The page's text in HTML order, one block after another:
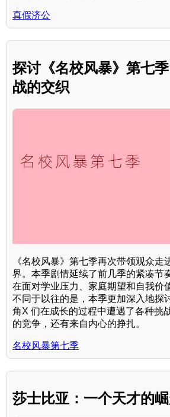
真假济公
探讨《名校风暴》第七
战的交织
《名校风暴》第七季再次带领观众走
界。本季剧情延续了前几季的紧凑节
在面对学业压力、家庭期望和自我价
不同于以往的是，本季更加深入地探
角X 们在成长的过程中遭遇了各种挑
的竞争，还有来自内心的挣扎。
名校风暴第七季
莎士比亚：一个天才的